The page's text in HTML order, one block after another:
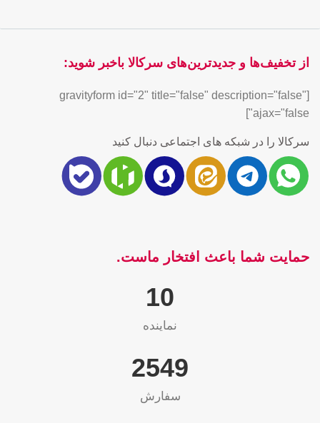
از تخفیف‌ها و جدیدترین‌های سرکالا باخبر شوید:
[gravityform id="2" title="false" description="false"
ajax="false"]
سرکالا را در شبکه های اجتماعی دنبال کنید
حمایت شما باعث افتخار ماست.
10
نماینده
2565
سفارش